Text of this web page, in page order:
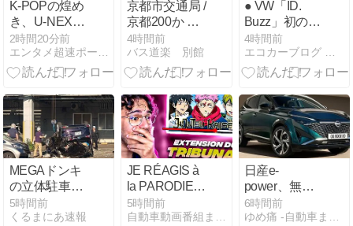
K-POPの煌め
き、U-NEXT
で独占見放
題！『2026 K-
WORLD
AWARDS』が
描く夢のステ
ージ
2時間20分前
京都市交通局 /
京都200か ・
989 （989）
4時間前
バス道楽 別館
● VW「ID.
Buzz」初の限
定車『1st
Anniversary
Edition』を発
4時間前
MEGAドンキ
の立体駐車場
から車が落下
車を運転して
5時間前
くるまにあ速報
JE RÉAGIS à
la PARODIE
En SAH :
Jujutsu Kaisen
5時間前
日産e-
power、無給
油で1980km走
行しギネス記
6時間前